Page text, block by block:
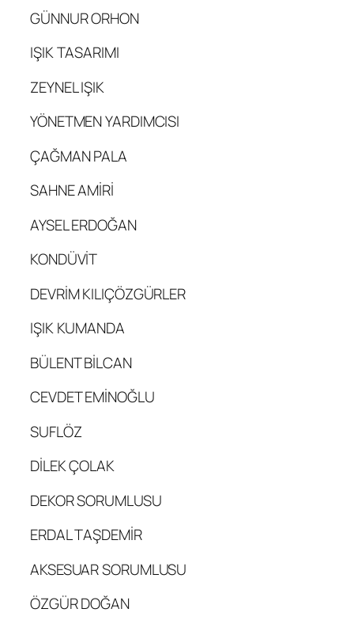
GÜNNUR ORHON
IŞIK TASARIMI
ZEYNEL IŞIK
YÖNETMEN YARDIMCISI
ÇAĞMAN PALA
SAHNE AMİRİ
AYSEL ERDOĞAN
KONDÜVİT
DEVRİM KILIÇÖZGÜRLER
IŞIK KUMANDA
BÜLENT BİLCAN
CEVDET EMİNOĞLU
SUFLÖZ
DİLEK ÇOLAK
DEKOR SORUMLUSU
ERDAL TAŞDEMİR
AKSESUAR SORUMLUSU
ÖZGÜR DOĞAN